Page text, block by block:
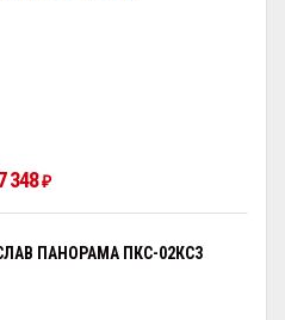
348₽
ПАНОРАМА ПКС-02КС3